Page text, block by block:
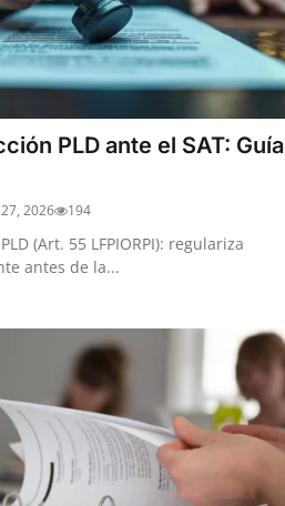
PLD ante el SAT: Guía
2026 194
(Art. 55 LFPIORPI): regulariza
antes de la...